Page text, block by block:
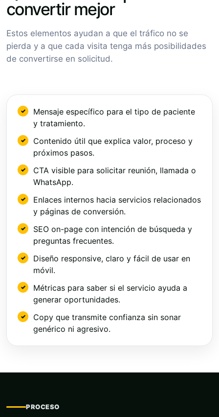
convertir mejor
Estos elementos ayudan a que el tráfico no se
pierda y a que cada visita tenga más posibilidades
de convertirse en solicitud.
Mensaje específico para el tipo de paciente
y tratamiento.
Contenido útil que explica valor, proceso y
próximos pasos.
CTA visible para solicitar reunión, llamada o
WhatsApp.
Enlaces internos hacia servicios relacionados
y páginas de conversión.
SEO on-page con intención de búsqueda y
preguntas frecuentes.
Diseño responsive, claro y fácil de usar en
móvil.
Métricas para saber si el servicio ayuda a
generar oportunidades.
Copy que transmite confianza sin sonar
genérico ni agresivo.
PROCESO